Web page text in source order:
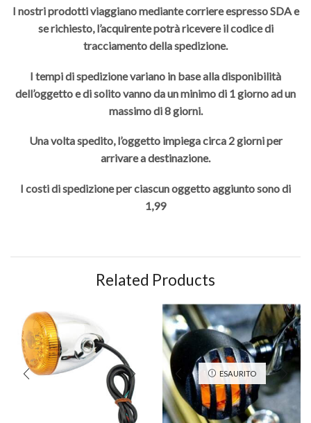
I nostri prodotti viaggiano mediante corriere espresso SDA e
se richiesto, l’acquirente potrà ricevere il codice di
tracciamento della spedizione.
I tempi di spedizione variano in base alla disponibilità
dell’oggetto e di solito vanno da un minimo di 1 giorno ad un
massimo di 8 giorni.
Una volta spedito, l’oggetto impiega circa 2 giorni per
arrivare a destinazione.
I costi di spedizione per ciascun oggetto aggiunto sono di
1,99
Related Products
ESAURITO